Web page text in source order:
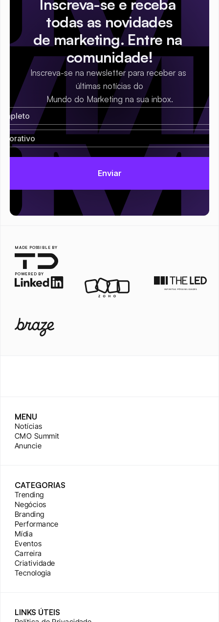
Inscreva-se e receba
todas as novidades
de marketing. Entre na
comunidade!
Inscreva-se na newsletter para receber as
últimas notícias do
Mundo do Marketing na sua inbox.
MADE POSSIBLE BY
POWERED BY
MENU
Notícias
CMO Summit
Anuncie
CATEGORIAS
Trending
Negócios
Branding
Performance
Mídia
Eventos
Carreira
Criatividade
Tecnologia
LINKS ÚTEIS